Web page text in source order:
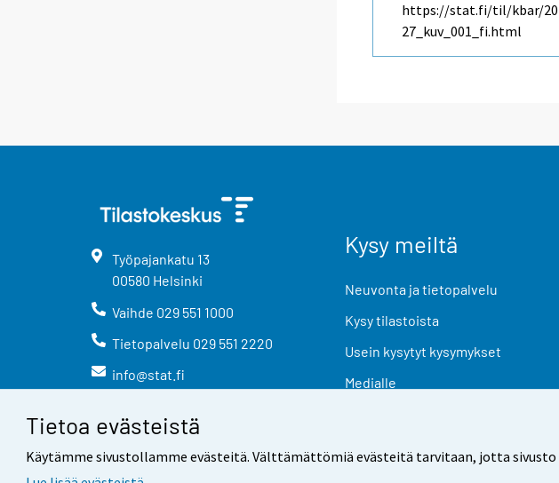
Tietoa evästeistä
Käytämme sivustollamme evästeitä. Välttämättömiä evästeitä tarvitaan, jotta
https://stat.fi/til/kbar/
27_kuv_001_fi.html
Työpajankatu 13
00580 Helsinki
Vaihde 029 551 1000
Tietopalvelu 029 551 2220
info@stat.fi
Kysy meiltä
Neuvonta ja tietopalvelu
Kysy tilastoista
Usein kysytyt kysymykset
Medialle